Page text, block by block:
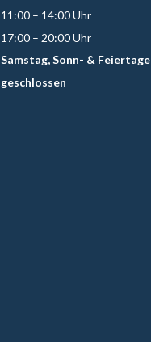
11:00 – 14:00 Uhr
17:00 – 20:00 Uhr
Samstag, Sonn- & Feiertage
geschlossen